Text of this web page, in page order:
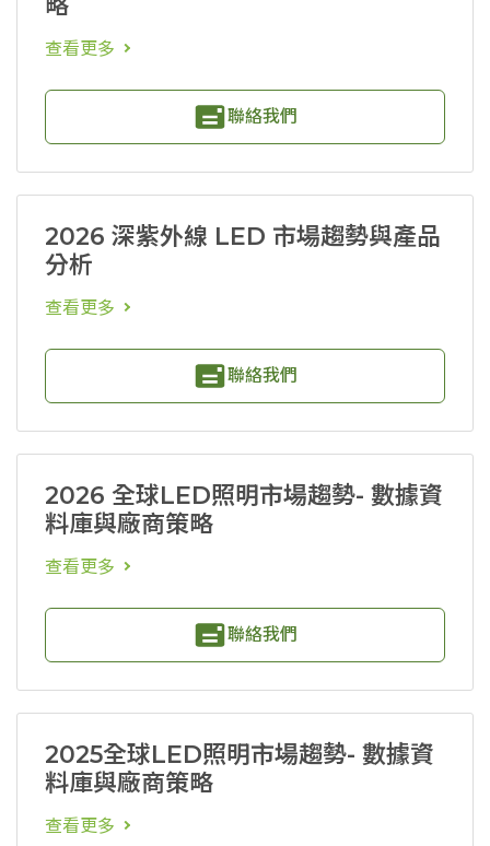
略
查看更多
聯絡我們
2026 深紫外線 LED 市場趨勢與產品
分析
查看更多
聯絡我們
2026 全球LED照明市場趨勢- 數據資
料庫與廠商策略
查看更多
聯絡我們
2025全球LED照明市場趨勢- 數據資
料庫與廠商策略
查看更多